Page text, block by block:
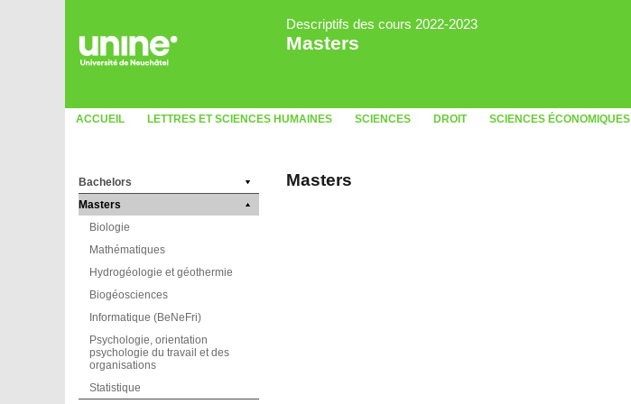
Descriptifs des cours 2022-2023
Masters
ACCUEIL LETTRES ET SCIENCES HUMAINES SCIENCES DROIT SCIENCES ÉCONOMIQUES
Bachelors
Masters
Biologie
Mathématiques
Hydrogéologie et géothermie
Biogéosciences
Informatique (BeNeFri)
Psychologie, orientation
psychologie du travail et des
organisations
Statistique
Masters